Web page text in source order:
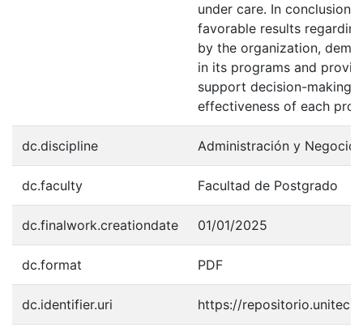
under care. In conclusion,
favorable results
by the organization,
in its programs and
support decision-making
effectiveness of each
dc.discipline Administración y
dc.faculty Facultad de Postgrado
dc.finalwork.creationdate 01/01/2025
dc.format PDF
dc.identifier.uri https://